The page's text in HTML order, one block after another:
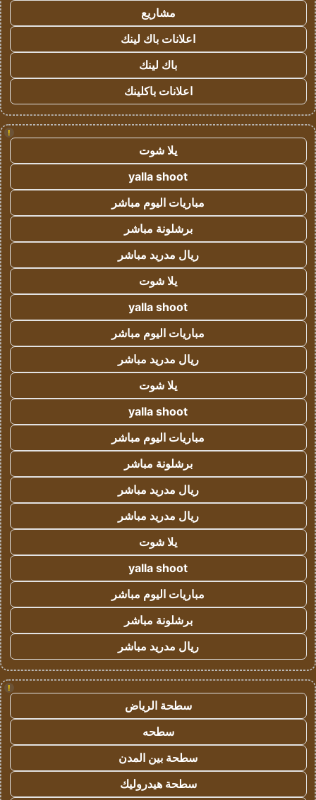
مشاريع
اعلانات باك لينك
باك لينك
اعلانات باكلينك
!
يلا شوت
yalla shoot
مباريات اليوم مباشر
برشلونة مباشر
ريال مدريد مباشر
يلا شوت
yalla shoot
مباريات اليوم مباشر
ريال مدريد مباشر
يلا شوت
yalla shoot
مباريات اليوم مباشر
برشلونة مباشر
ريال مدريد مباشر
ريال مدريد مباشر
يلا شوت
yalla shoot
مباريات اليوم مباشر
برشلونة مباشر
ريال مدريد مباشر
!
سطحة الرياض
سطحه
سطحة بين المدن
سطحة هيدروليك